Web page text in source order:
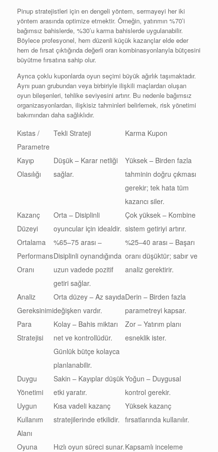
Pinup stratejistleri için en dengeli yöntem, sermayeyi her iki
yöntem arasında optimize etmektir. Örneğin, yatırımın %70’i
bağımsız bahislerde, %30’u karma bahislerde uygulanabilir.
Böylece profesyonel, hem düzenli küçük kazançlar elde eder
hem de fırsat çıktığında değerli oran kombinasyonlarıyla bütçesini
büyütme fırsatına sahip olur.
Ayrıca çoklu kuponlarda oyun seçimi büyük ağırlık taşımaktadır.
Aynı puan grubundan veya birbiriyle ilişkili maçlardan oluşan
oyun bileşenleri, tehlike seviyesini artırır. Bu nedenle bağımsız
organizasyonlardan, ilişkisiz tahminleri belirlemek, risk yönetimi
bakımından daha sağlıklıdır.
Kıstas /
Parametre
Tekli Strateji Karma Kupon
Kayıp
Olasılığı
Düşük – Karar netliği
sağlar.
Yüksek – Birden fazla
tahminin doğru çıkması
gerekir; tek hata tüm
kazancı siler.
Kazanç
Düzeyi
Orta – Disiplinli
oyuncular için idealdir.
Çok yüksek – Kombine
sistem getiriyi artırır.
Ortalama
Performans
Oranı
%65–75 arası –
Disiplinli oynandığında
uzun vadede pozitif
getiri sağlar.
%25–40 arası – Başarı
oranı düşüktür; sabır ve
analiz gerektirir.
Analiz
Gereksinimi
Orta düzey – Az sayıda
değişken vardır.
Derin – Birden fazla
parametreyi kapsar.
Para
Stratejisi
Kolay – Bahis miktarı
net ve kontrollüdür.
Günlük bütçe kolayca
planlanabilir.
Zor – Yatırım planı
esneklik ister.
Duygu
Yönetimi
Sakin – Kayıplar düşük
etki yaratır.
Yoğun – Duygusal
kontrol gerekir.
Uygun
Kullanım
Alanı
Kısa vadeli kazanç
stratejilerinde etkilidir.
Yüksek kazanç
fırsatlarında kullanılır.
Oyuna
Hızlı oyun süreci sunar.Kapsamlı inceleme